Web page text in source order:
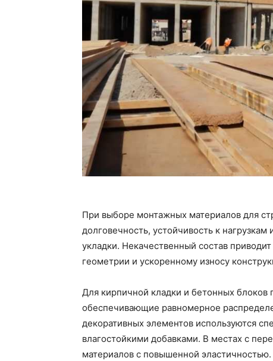
При выборе монтажных материалов для
долговечность, устойчивость к
укладки. Некачественный состав
геометрии и ускоренному износу
Для кирпичной кладки и бетонных
обеспечивающие равномерное
декоративных элементов используются
влагостойкими добавками. В местах с
материалов с повышенной эластичностью.